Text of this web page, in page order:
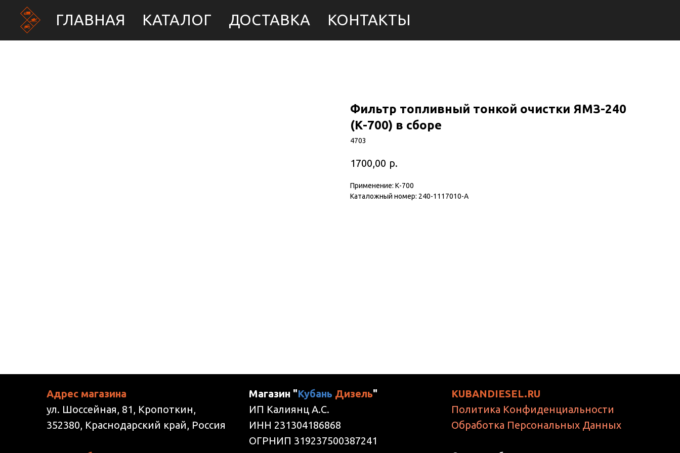
ГЛАВНАЯ КАТАЛОГ ДОСТАВКА КОНТАКТЫ
Фильтр топливный тонкой очистки ЯМЗ-240
(К-700) в сборе
4703
1700,00 р.
Применение: К-700
Каталожный номер: 240-1117010-А
Адрес магазина
ул. Шоссейная, 81, Кропоткин,
352380, Краснодарский край, Россия
Магазин "Кубань Дизель"
ИП Калиянц А.С.
ИНН 231304186868
ОГРНИП 319237500387241
KUBANDIESEL.RU
Политика Конфиденциальности
Обработка Персональных Данных